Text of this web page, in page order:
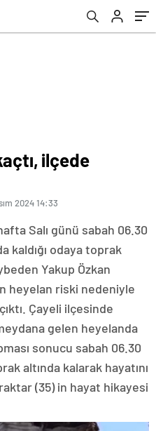
ilçede
2024 14:33
Salı günü sabah 06.30
kaldığı odaya toprak
Yakup Özkan
heyelan riski nedeniyle
Çayeli ilçesinde
gelen heyelanda
sonucu sabah 06.30
altında kalarak hayatını
(35) in hayat hikayesi